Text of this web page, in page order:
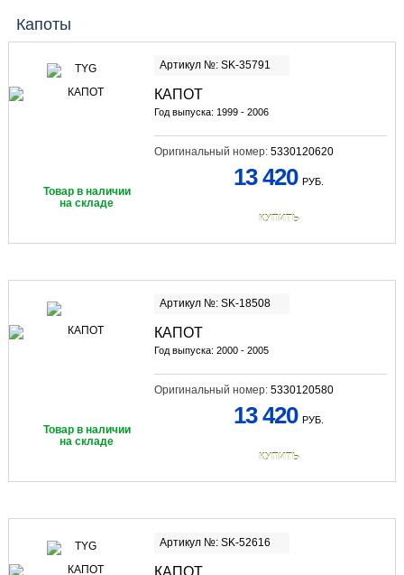
Капоты
Артикул №: SK-35791
КАПОТ
Год выпуска: 1999 - 2006
Оригинальный номер: 5330120620
Товар в наличии
на складе
13 420 РУБ.
КУПИТЬ
Артикул №: SK-18508
КАПОТ
Год выпуска: 2000 - 2005
Оригинальный номер: 5330120580
Товар в наличии
на складе
13 420 РУБ.
КУПИТЬ
Артикул №: SK-52616
КАПОТ